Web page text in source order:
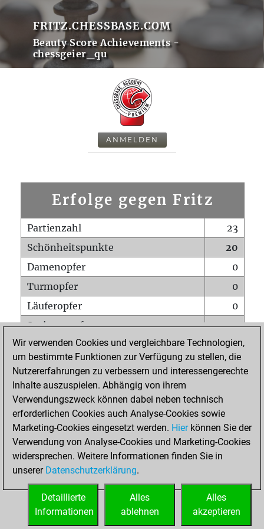
FRITZ.CHESSBASE.COM
Beauty Score Achievements -
chessgeier_qu
ANMELDEN
Erfolge gegen Fritz
Partienzahl
23
Schönheitspunkte
20
Damenopfer
0
Turmopfer
0
Läuferopfer
0
Springeropfer
1
Bauernopfer
0
Matt auf vollem Brett
0
Bauer setzt Matt
Erstickte Matts
Unterverwandlungen
0
Türme auf der siebten
0
STARTSEITE
Wir verwenden Cookies und vergleichbare Technologien,
um bestimmte Funktionen zur Verfügung zu stellen, die
Nutzererfahrungen zu verbessern und interessengerechte
Inhalte auszuspielen. Abhängig von ihrem
Verwendungszweck können dabei neben technisch
erforderlichen Cookies auch Analyse-Cookies sowie
Marketing-Cookies eingesetzt werden. Hierkönnen Sie der
Verwendung von Analyse-Cookies und Marketing-Cookies
widersprechen. Weitere Informationen finden Sie in
unserer Datenschutzerklärung.
Alles
akzeptieren
Alles
ablehnen
Detaillierte
Informationen